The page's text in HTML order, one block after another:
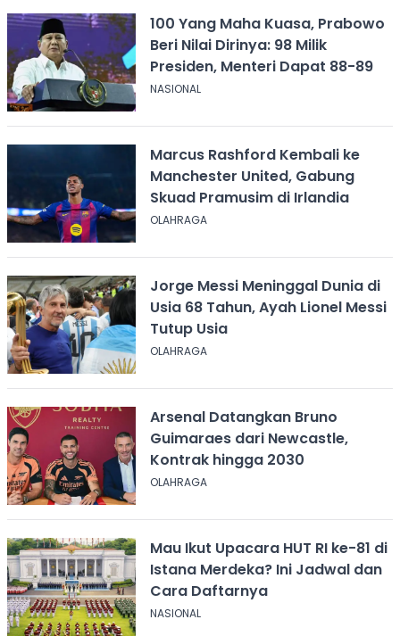
100 Yang Maha Kuasa, Prabowo
Beri Nilai Dirinya: 98 Milik
Presiden, Menteri Dapat 88-89
NASIONAL
Marcus Rashford Kembali ke
Manchester United, Gabung
Skuad Pramusim di Irlandia
OLAHRAGA
Jorge Messi Meninggal Dunia di
Usia 68 Tahun, Ayah Lionel Messi
Tutup Usia
OLAHRAGA
Arsenal Datangkan Bruno
Guimaraes dari Newcastle,
Kontrak hingga 2030
OLAHRAGA
Mau Ikut Upacara HUT RI ke-81 di
Istana Merdeka? Ini Jadwal dan
Cara Daftarnya
NASIONAL